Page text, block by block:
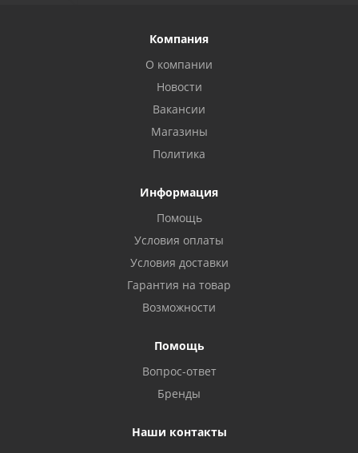
Компания
О компании
Новости
Вакансии
Магазины
Политика
Информация
Помощь
Условия оплаты
Условия доставки
Гарантия на товар
Возможности
Помощь
Вопрос-ответ
Бренды
Наши контакты